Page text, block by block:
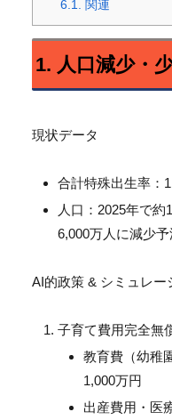
6.1.
関連
1. 人口減少・
現状データ
合計特殊出生率：
人口：2025年で
6,000万人に減少予
AI的政策 & シミュレー
子育て費用完全無
教育費（幼稚
1,000万円
出産費用・医